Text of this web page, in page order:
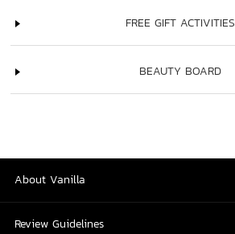
FREE GIFT ACTIVITIES
BEAUTY BOARD
About Vanilla
Review Guidelines